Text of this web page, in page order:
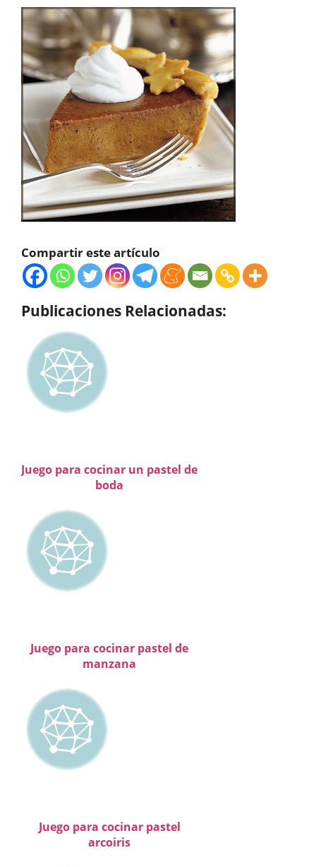
Compartir este artículo
Publicaciones Relacionadas:
Juego para cocinar un pastel de
boda
Juego para cocinar pastel de
manzana
Juego para cocinar pastel
arcoiris